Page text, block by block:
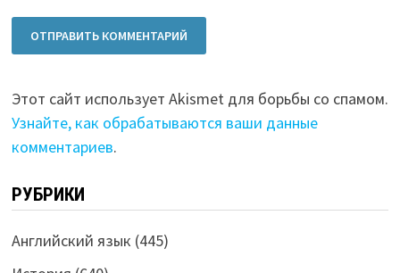
Этот сайт использует Akismet для борьбы со спамом.
Узнайте, как обрабатываются ваши данные
комментариев.
РУБРИКИ
Английский язык (445)